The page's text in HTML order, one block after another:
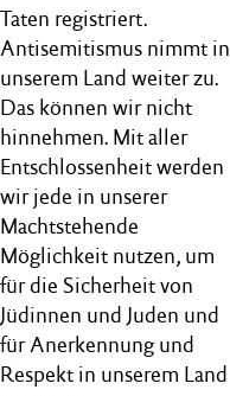
Taten registriert.
Antisemitismus nimmt in
unserem Land weiter zu.
Das können wir nicht
hinnehmen. Mit aller
Entschlossenheit werden
wir jede in unserer
Machtstehende
Möglichkeit nutzen, um
für die Sicherheit von
Jüdinnen und Juden und
für Anerkennung und
Respekt in unserem Land